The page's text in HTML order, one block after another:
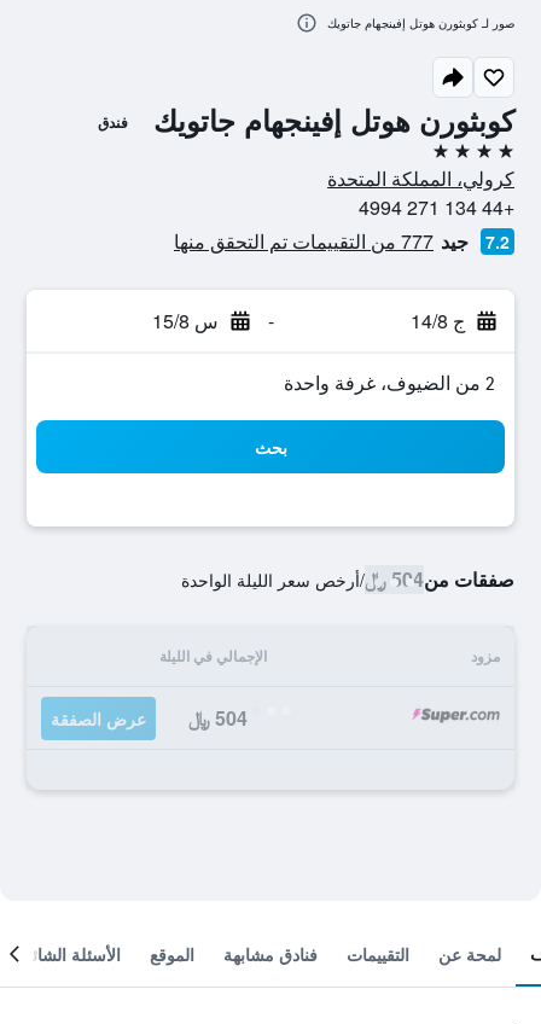
كوبثورن هوتل إفينجهام جاتويك فندق
4 نجوم
كرولي، المملكة المتحدة
+44 134 271 4994
7.2 جيد 777 من التقييمات تم التحقق منها
ج 14/8 - س 15/8
2 من الضيوف، غرفة واحدة
بحث
صفقات من504 ﷼ /أرخص سعر الليلة الواحدة
مزود الإجمالي في الليلة
504 ﷼ عرض الصفقة
صور لـ كوبثورن هوتل إفينجهام جاتويك
لمحة عن التقييمات فنادق مشابهة الموقع الأسئلة الشائعة